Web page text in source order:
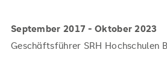
September 2017 - Oktober 2023
Geschäftsführer SRH Hochschulen